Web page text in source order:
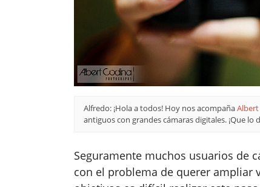
Alfredo: ¡Hola a todos! Hoy nos acompaña
antiguos con grandes cámaras digitales. ¡Que lo
Seguramente muchos usuarios de
con el problema de querer ampliar